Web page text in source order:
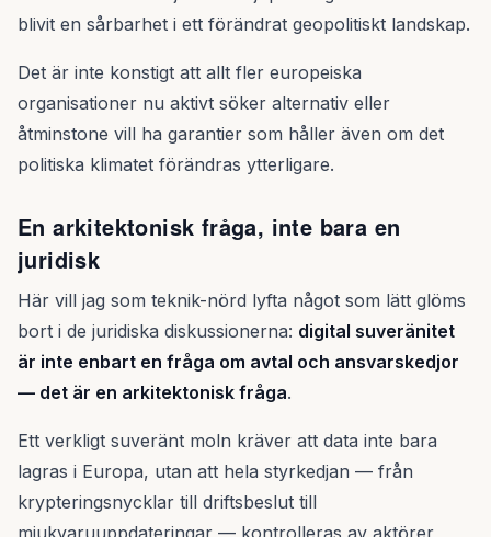
blivit en sårbarhet i ett förändrat geopolitiskt landskap.
Det är inte konstigt att allt fler europeiska
organisationer nu aktivt söker alternativ eller
åtminstone vill ha garantier som håller även om det
politiska klimatet förändras ytterligare.
En arkitektonisk fråga, inte bara en
juridisk
Här vill jag som teknik-nörd lyfta något som lätt glöms
bort i de juridiska diskussionerna: digital suveränitet
är inte enbart en fråga om avtal och ansvarskedjor
— det är en arkitektonisk fråga.
Ett verkligt suveränt moln kräver att data inte bara
lagras i Europa, utan att hela styrkedjan — från
krypteringsnycklar till driftsbeslut till
mjukvaruuppdateringar — kontrolleras av aktörer